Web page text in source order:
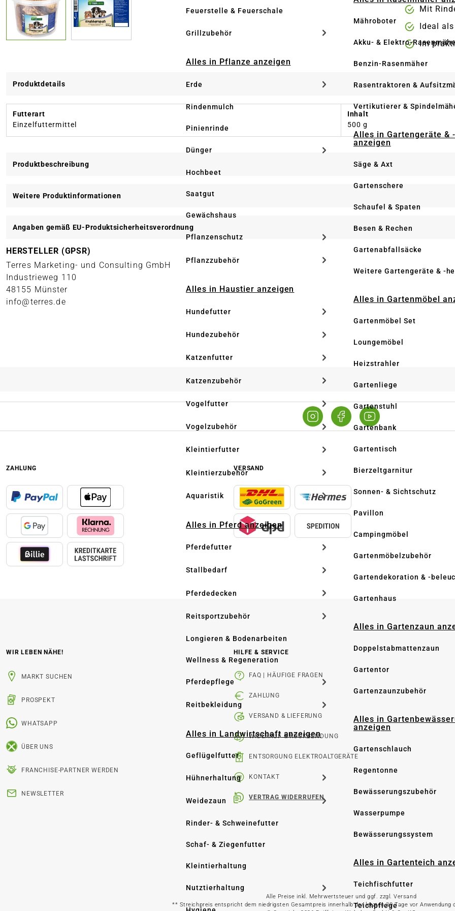
Feuerstelle & Feuerschale
Grillzubehör
Alles in Pflanze anzeigen
Erde
Rindenmulch
Pinienrinde
Dünger
Hochbeet
Saatgut
Gewächshaus
Pflanzenschutz
Pflanzzubehör
Alles in Haustier anzeigen
Hundefutter
Hundezubehör
Katzenfutter
Katzenzubehör
Vogelfutter
Vogelzubehör
Kleintierfutter
Kleintierzubehör
Aquaristik
Alles in Pferd anzeigen
Pferdefutter
Stallbedarf
Pferdedecken
Reitsportzubehör
Longieren & Bodenarbeiten
Wellness & Regeneration
Pferdepflege
Reitbekleidung
Alles in Landwirtschaft anzeigen
Geflügelfutter
Hühnerhaltung
Weidezaun
Rinder- & Schweinefutter
Schaf- & Ziegenfutter
Kleintierhaltung
Nutztierhaltung
Mähroboter
Akku- & Elektro-
Benzin-Rasenmäher
Rasentraktoren &
Vertikutierer &
Alles in Gartengeräte &
anzeigen
Säge & Axt
Gartenschere
Schaufel & Spaten
Besen & Rechen
Gartenabfallsäcke
Weitere Gartengeräte & -
Alles in Gartenmöbel
Gartenmöbel Set
Loungemöbel
Heizstrahler
Gartenliege
Gartenstuhl
Gartenbank
Gartentisch
Bierzeltgarnitur
Sonnen- & Sichtschutz
Pavillon
Campingmöbel
Gartenmöbelzubehör
Gartendekoration & -
Gartenhaus
Alles in Gartenzaun
Doppelstabmattenzaun
Gartentor
Gartenzaunzubehör
Alles in
anzeigen
Gartenschlauch
Regentonne
Bewässerungszubehör
Wasserpumpe
Bewässerungssystem
Alles in Gartenteich
Teichfischfutter
Teichpflege
Mit
Ideal
Im
Produktdetails
Futterart
Einzelfuttermittel
Inhalt
500 g
Produktbeschreibung
Weitere Produktinformationen
Angaben gemäß EU-Produktsicherheitsverordnung
HERSTELLER (GPSR)
Terres Marketing- und Consulting GmbH
Industrieweg 110
48155 Münster
info@terres.de
ZAHLUNG VERSAND
WIR LEBEN NÄHE!
MARKT SUCHEN
PROSPEKT
WHATSAPP
ÜBER UNS
FRANCHISE-PARTNER WERDEN
NEWSLETTER
HILFE & SERVICE
FAQ | HÄUFIGE FRAGEN
ZAHLUNG
VERSAND & LIEFERUNG
WIDERRUF & RÜCKSENDUNG
ENTSORGUNG ELEKTROALTGERÄTE
KONTAKT
VERTRAG WIDERRUFEN
Alle Preise inkl. Mehrwertsteuer und ggf. zzgl. Versand
** Streichpreis entspricht dem niedrigsten Gesamtpreis innerhalb der letzten 30 Tage vor Anwendung